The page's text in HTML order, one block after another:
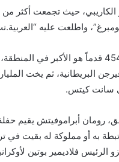
واطلعت عليه
ويعتبر يخت دايفيد جيفن الفخم الذي يبلغ
طوله 384 قدماً في جزر فيرجن
رومان أبراموفيتش يقيم
لكن 4 يخوت ضخمة مرتبطة به أو مملوكة
فلاديمير بوتين